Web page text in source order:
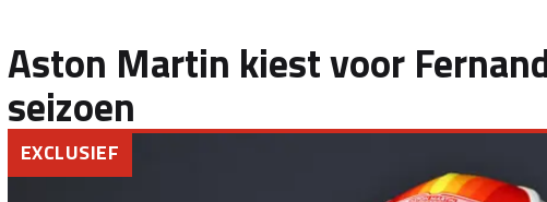
Aston Martin kiest voor
seizoen
EXCLUSIEF